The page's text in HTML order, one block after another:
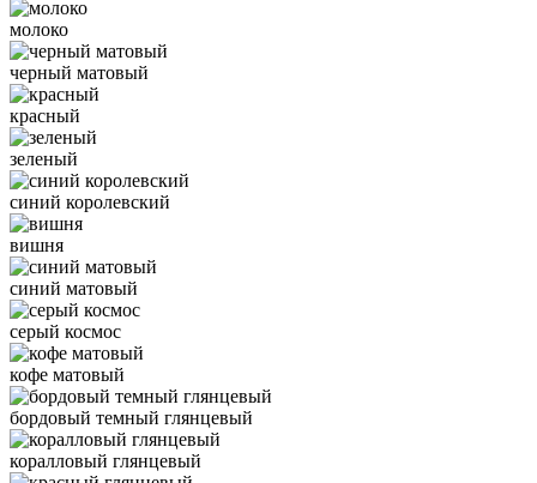
молоко
черный матовый
красный
зеленый
синий королевский
вишня
синий матовый
серый космос
кофе матовый
бордовый темный глянцевый
коралловый глянцевый